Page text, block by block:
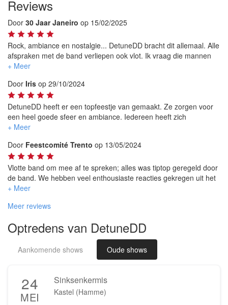
Reviews
Door 30 Jaar Janeiro op 15/02/2025
Rock, ambiance en nostalgie... DetuneDD bracht dit allemaal. Alle
afspraken met de band verliepen ook vlot. Ik vraag die mannen
zeker nog eens terug!
Door Iris op 29/10/2024
DetuneDD heeft er een topfeestje van gemaakt. Ze zorgen voor
een heel goede sfeer en ambiance. Iedereen heeft zich
geamuseerd.
heel vlot.
Ik had een atypische vraag (geen applaus, doordat ik daar heel
gevoel voor ben), en ze hebben dit enorm goed aangepakt.
Zeker een aanrader!
Door Feestcomité Trento op 13/05/2024
Vlotte band om mee af te spreken; alles was tiptop geregeld door
de band. We hebben veel enthousiaste reacties gekregen uit het
publiek. DetuneDD zorgt voor toffe muziek en sfeer!
Meer reviews
Optredens van DetuneDD
Aankomende shows Oude shows
24
MEI
Sinksenkermis
Kastel (Hamme)